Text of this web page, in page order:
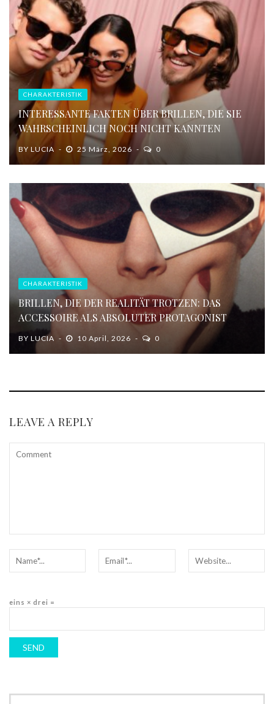
CHARAKTERISTIK
INTERESSANTE FAKTEN ÜBER BRILLEN, DIE SIE
WAHRSCHEINLICH NOCH NICHT KANNTEN
BY LUCIA 25 März, 2026 0
CHARAKTERISTIK
BRILLEN, DIE DER REALITÄT TROTZEN: DAS
ACCESSOIRE ALS ABSOLUTER PROTAGONIST
BY LUCIA 10 April, 2026 0
LEAVE A REPLY
eins × drei =